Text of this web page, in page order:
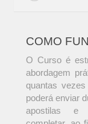
COMO
O Curso é
abordagem
quantas
poderá enviar
apostilas e